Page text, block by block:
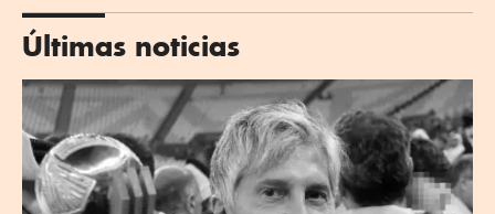
Últimas noticias